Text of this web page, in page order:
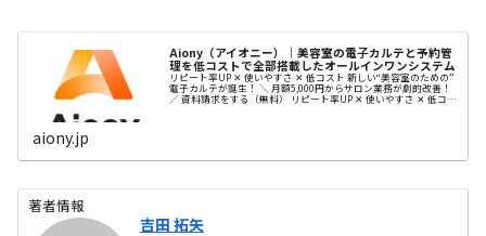
Aiony（アイオニー）｜美容室の電子カルテと予約管
理を低コストで全部搭載したオールインワンシステム
リピート率UP ✕ 使いやすさ ✕ 低コスト 新しい“美容室のための”
電子カルテが誕生！ ＼ 月額5,000円からサロン業務が劇的改善！
／ 資料請求をする（無料） リピート率UP ✕ 使いやすさ ✕ 低コス
aiony.jp
著者情報
吉田 拓矢